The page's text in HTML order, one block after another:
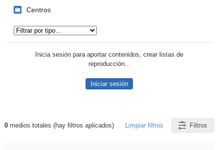
Centros
Inicia sesión para aportar contenidos, crear listas de
reproducción...
Iniciar sesión
Resultados de: Benagulu
0medios totales (hay filtros aplicados) Limpiar filtros Filtros